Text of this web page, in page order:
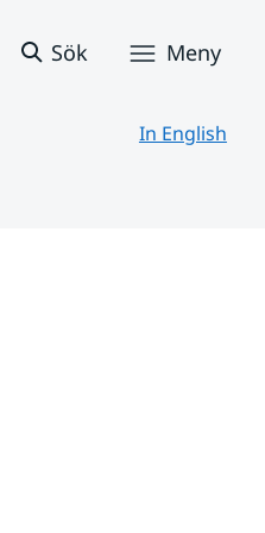
Sök Meny
In English